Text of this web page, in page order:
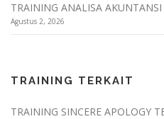
TRAINING ANALISA AKUNTANSI
Agustus 2, 2026
TRAINING TERKAIT
TRAINING SINCERE APOLOGY